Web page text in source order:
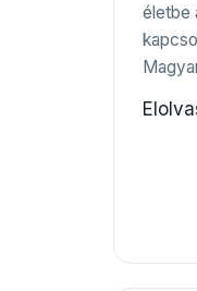
életbe